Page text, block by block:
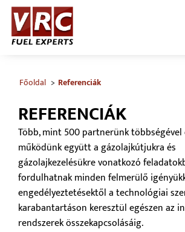
Főoldal Referenciák
REFERENCIÁK
Több, mint 500 partnerünk többségével
működünk együtt a gázolajkútjukra és
gázolajkezelésükre vonatkozó
fordulhatnak minden felmerülő
engedélyeztetésektől a technológiai
karabantartáson keresztül egészen az
rendszerek összekapcsolásáig.